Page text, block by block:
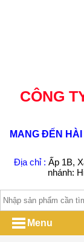
CÔNG
MANG ĐẾN
Địa chỉ : Ấp 1B,
nhánh:
Menu